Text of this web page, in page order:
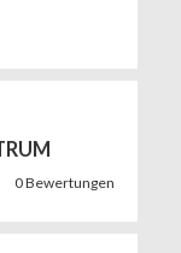
0Bewertungen